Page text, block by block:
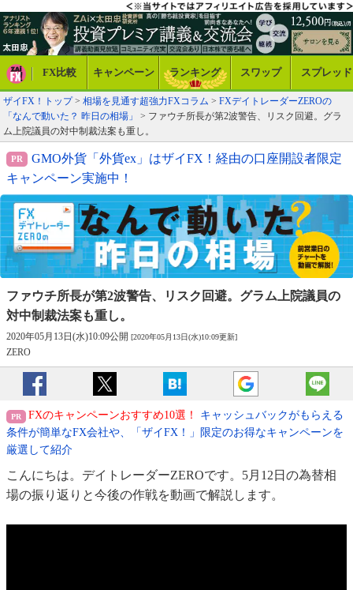
FX比較 キャンペーン ランキング スワップ スプレッド
ザイFX！トップ> 相場を見通す超強力FXコラム > FXデイトレーダーZEROの
「なんで動いた？ 昨日の相場」
> ファウチ所長が第2波警告、リスク回避。グラ
ム上院議員の対中制裁法案も重し。
GMO外貨「外貨ex」はザイFX！経由の口座開設者限定
キャンペーン実施中！
ファウチ所長が第2波警告、リスク回避。 グラム上院議員の
対中制裁法案も重し。
2020年05月13日(水)10:09公開 [2020年05月13日(水)10:09更新]
ZERO
FXのキャンペーンおすすめ10選！
キャッシュバックがもらえる
条件が簡単なFX会社や、「ザイFX！」限定のお得なキャンペーンを
厳選して紹介
こんにちは。デイトレーダーZEROです。5月12日の為替相
場の振り返りと今後の作戦を動画で解説します。